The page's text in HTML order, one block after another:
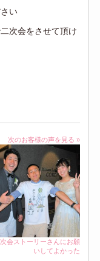
い
次会をさせて頂け
次のお客様の声を見る »
会ストーリーさんにお願
いしてよかった